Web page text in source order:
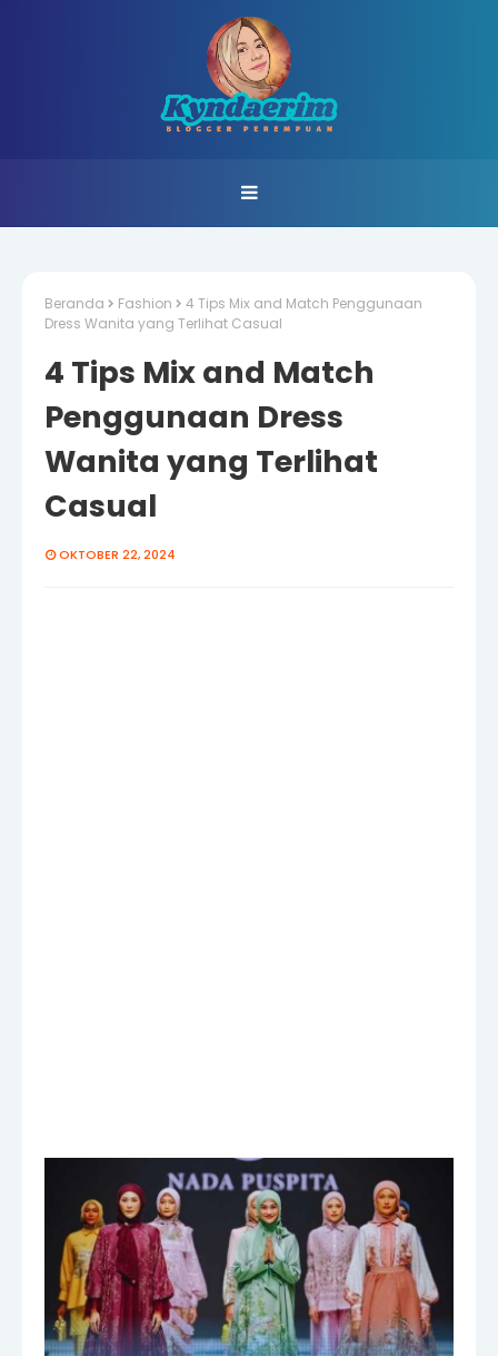
Beranda Fashion
4 Tips Mix and Match Penggunaan
Dress Wanita yang Terlihat Casual
4 Tips Mix and Match
Penggunaan Dress
Wanita yang Terlihat
Casual
OKTOBER 22, 2024